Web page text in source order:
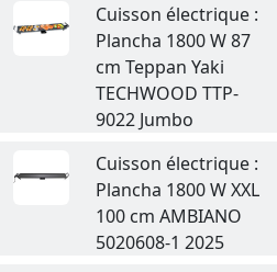
Cuisson électrique :
Plancha 1800 W 87
cm Teppan Yaki
TECHWOOD TTP-
9022 Jumbo
Cuisson électrique :
Plancha 1800 W XXL
100 cm AMBIANO
5020608-1 2025